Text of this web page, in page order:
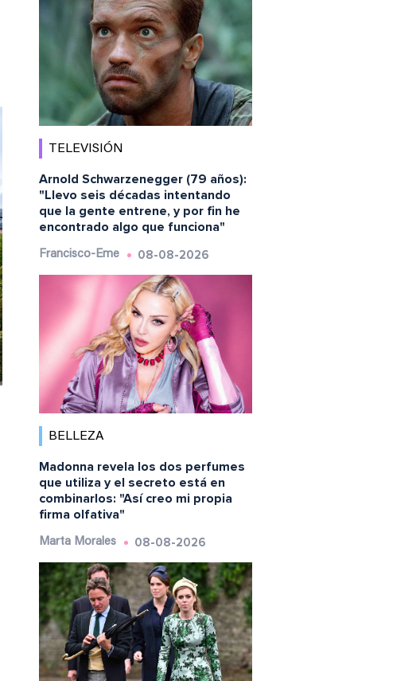
TELEVISIÓN
Arnold Schwarzenegger (79 años):
"Llevo seis décadas intentando
que la gente entrene, y por fin he
encontrado algo que funciona"
Francisco-Eme 08-08-2026
BELLEZA
Madonna revela los dos perfumes
que utiliza y el secreto está en
combinarlos: "Así creo mi propia
firma olfativa"
Marta Morales 08-08-2026